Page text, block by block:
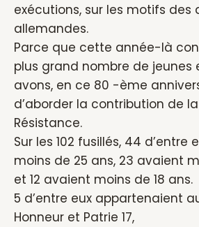
exécutions, sur les motifs des
allemandes.
Parce que cette année-là
plus grand nombre de jeunes
avons, en ce 80 -ème
d’aborder la contribution de
Résistance.
Sur les 102 fusillés, 44 d’entre
moins de 25 ans, 23 avaient
et 12 avaient moins de 18 ans.
5 d’entre eux appartenaient
Honneur et Patrie 17,